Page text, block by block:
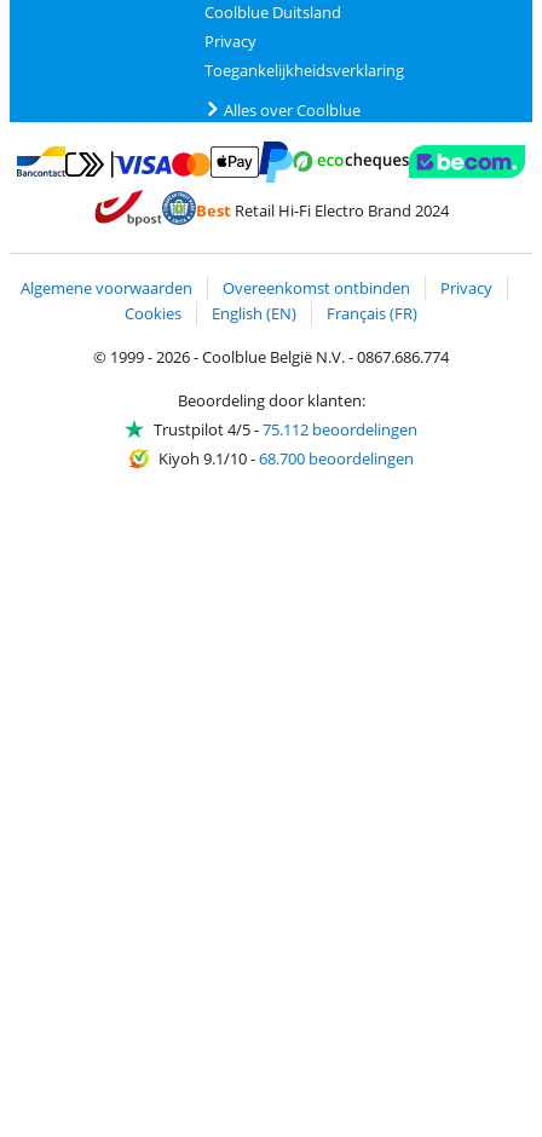
Coolblue Duitsland
Privacy
Toegankelijkheidsverklaring
Alles over Coolblue
Betalen met Bancontact
Betalen met MasterCard en Visa via ClickToPay
Betalen met PayPal
BestRetail Hi-Fi Electro Brand 2024
Algemene voorwaarden Overeenkomst ontbinden
Privacy
Cookies
English (EN)
Français (FR)
© 1999 - 2026 - Coolblue België N.V. - 0867.686.774
Beoordeling door klanten:
Trustpilot 4/5-75.112 beoordelingen
Kiyoh 9.1/10-68.700 beoordelingen